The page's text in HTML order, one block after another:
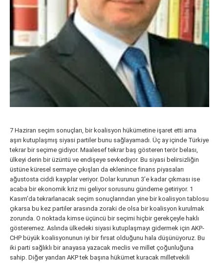
7 Haziran seçim sonuçları, bir koalisyon hükümetine işaret etti ama
aşırı kutuplaşmış siyasi partiler bunu sağlayamadı. Üç ay içinde Türkiye
tekrar bir seçime gidiyor. Maalesef tekrar baş gösteren terör belası,
ülkeyi derin bir üzüntü ve endişeye sevkediyor. Bu siyasi belirsizliğin
üstüne küresel sermaye çıkışları da eklenince finans piyasaları
ağustosta ciddi kayıplar veriyor. Dolar kurunun 3’e kadar çıkması ise
acaba bir ekonomik kriz mi geliyor sorusunu gündeme getiriyor. 1
Kasım’da tekrarlanacak seçim sonuçlarından yine bir koalisyon tablosu
çıkarsa bu kez partiler arasında zoraki de olsa bir koalisyon kurulmak
zorunda. O noktada kimse üçüncü bir seçimi hiçbir gerekçeyle haklı
gösteremez. Aslında ülkedeki siyasi kutuplaşmayı gidermek için AKP-
CHP büyük koalisyonunun iyi bir fırsat olduğunu hala düşünüyoruz. Bu
iki parti sağlıklı bir anayasa yazacak meclis ve millet çoğunluğuna
sahip. Diğer yandan AKP tek başına hükümet kuracak milletvekili